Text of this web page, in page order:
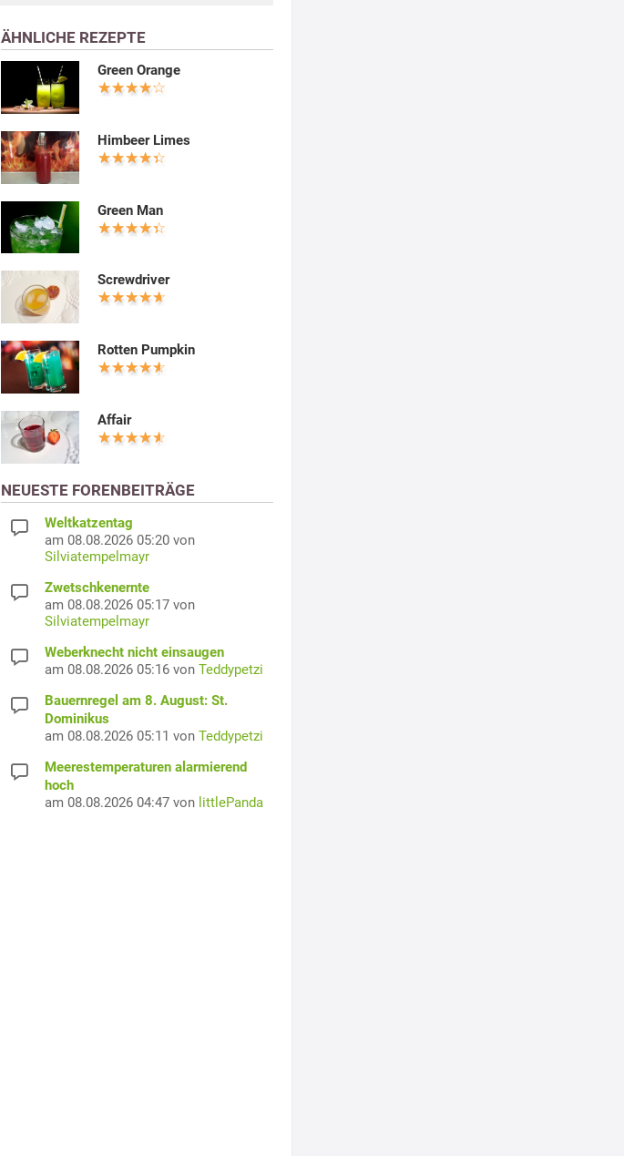
ÄHNLICHE REZEPTE
Green Orange
Himbeer Limes
Green Man
Screwdriver
Rotten Pumpkin
Affair
NEUESTE FORENBEITRÄGE
Weltkatzentag
am 08.08.2026 05:20 von
Silviatempelmayr
Zwetschkenernte
am 08.08.2026 05:17 von
Silviatempelmayr
Weberknecht nicht einsaugen
am 08.08.2026 05:16 von Teddypetzi
Bauernregel am 8. August: St.
Dominikus
am 08.08.2026 05:11 von Teddypetzi
Meerestemperaturen alarmierend
hoch
am 08.08.2026 04:47 von littlePanda